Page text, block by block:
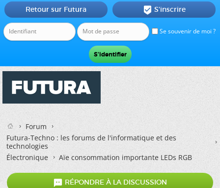
Se souvenir de moi ?
Retour sur Futura  S'inscrire
Forum
Futura-Techno : les forums de l'informatique et des
technologies
Électronique
Aïe consommation importante LEDs RGB
 RÉPONDRE À LA DISCUSSION